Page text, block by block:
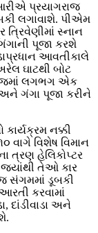
પ્રયાગરાજ
લગાવાશે. પીએમ
ત્રિવેણીમાં સ્નાન
પૂજા કરશે
આવતીકાલે
ઘાટથી બોટ
લગભગ એક
ગંગા પૂજા કરીને
નક્કી
વાગે વિશેષ વિમાન
ત્રણ હેલિકોપ્ટર
જ્યાંથી તેઓ કાર
સંગમમાં ડૂબકી
કરવામાં
અને